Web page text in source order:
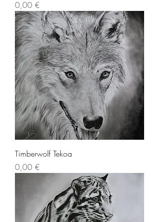
Cena
0,00 €
Timberwolf Tekoa
Cena
0,00 €